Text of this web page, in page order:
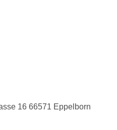
16 66571 Eppelborn